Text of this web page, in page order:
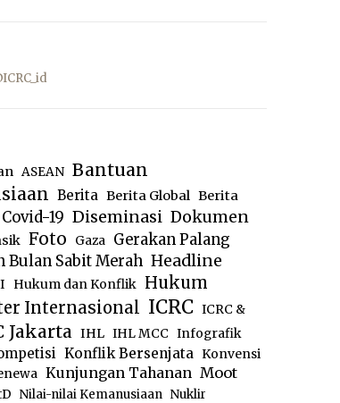
ASEAN Bantuan
Berita Berita Global Berita
Covid-19 Diseminasi Dokumen
Foto Gaza Gerakan Palang
Bulan Sabit Merah Headline
Hukum dan Konflik Hukum
Internasional ICRC ICRC &
Jakarta IHL IHL MCC Infografik
Konflik Bersenjata Konvensi
Kunjungan Tahanan Moot
Nilai-nilai Kemanusiaan Nuklir